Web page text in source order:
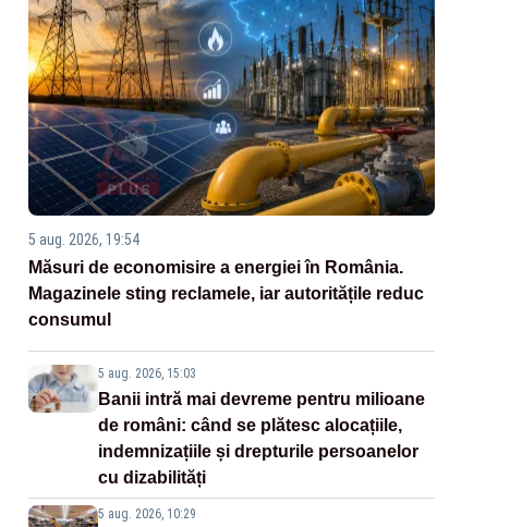
5 aug. 2026, 19:54
Măsuri de economisire a energiei în România.
Magazinele sting reclamele, iar autoritățile reduc
consumul
5 aug. 2026, 15:03
Banii intră mai devreme pentru milioane
de români: când se plătesc alocațiile,
indemnizațiile și drepturile persoanelor
cu dizabilități
5 aug. 2026, 10:29